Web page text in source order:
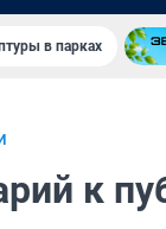
в парках
к